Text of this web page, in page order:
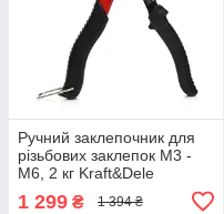
Ручний заклепочник для
різьбових заклепок М3 -
М6, 2 кг Kraft&Dele
ручний riven
1 299 ₴ 1 394 ₴